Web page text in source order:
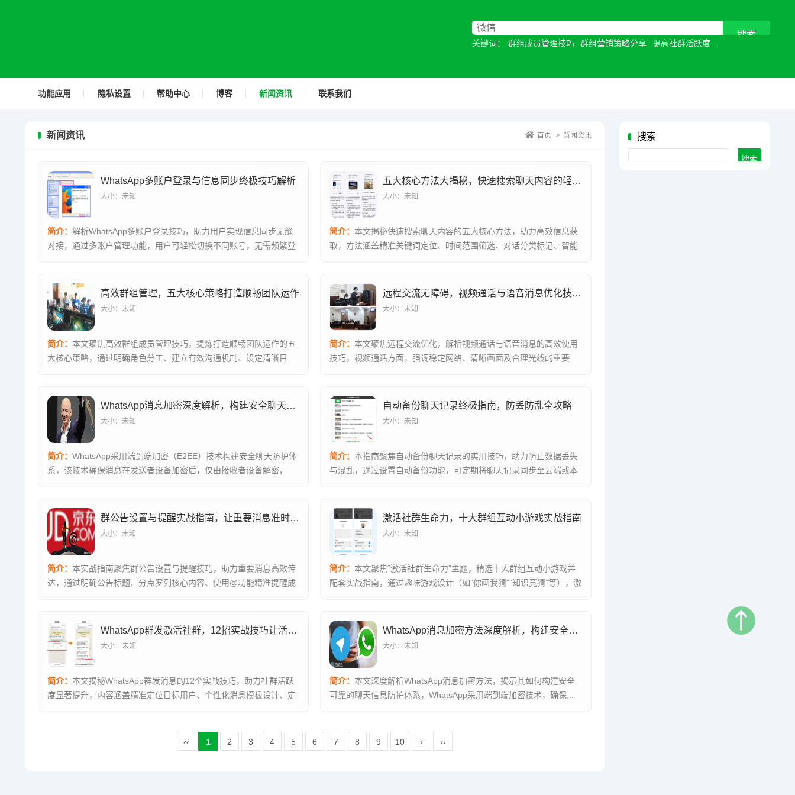
关键词： 群组成员管理技巧 群组营销策略分享 提高社群活跃度
功能应用 隐私设置 帮助中心 博客 新闻资讯 联系我们
搜索
新闻资讯 首页 > 新闻资讯
WhatsApp多账户登录与信息同步终极技巧解析
大小：未知
简介： 解析WhatsApp多账户登录技巧，助力用户实现信息同步无缝
对接，通过多账户管理功能，用户可轻松切换不同账号，无需频繁登
五大核心方法大揭秘，快速搜索聊天内容的轻松便捷之道
大小：未知
简介：本文揭秘快速搜索聊天内容的五大核心方法，助力高效信息获
取，方法涵盖精准关键词定位、时间范围筛选、对话分类标记、智能
高效群组管理，五大核心策略打造顺畅团队运作
大小：未知
简介： 本文聚焦高效群组成员管理技巧，提炼打造顺畅团队运作的五
大核心策略，通过明确角色分工、建立有效沟通机制、设定清晰目
远程交流无障碍，视频通话与语音消息优化技巧全解析
大小：未知
简介：本文聚焦远程交流优化，解析视频通话与语音消息的高效使用
技巧，视频通话方面，强调稳定网络、清晰画面及合理光线的重要
WhatsApp消息加密深度解析，构建安全聊天防护体系
大小：未知
简介： WhatsApp采用端到端加密（E2EE）技术构建安全聊天防护体
系，该技术确保消息在发送者设备加密后，仅由接收者设备解密，
自动备份聊天记录终极指南，防丢防乱全攻略
大小：未知
简介：本指南聚焦自动备份聊天记录的实用技巧，助力防止数据丢失
与混乱，通过设置自动备份功能，可定期将聊天记录同步至云端或本
群公告设置与提醒实战指南，让重要消息准时触达
大小：未知
简介： 本实战指南聚焦群公告设置与提醒技巧，助力重要消息高效传
达，通过明确公告标题、分点罗列核心内容、使用@功能精准提醒成
激活社群生命力，十大群组互动小游戏实战指南
大小：未知
简介：本文聚焦“激活社群生命力”主题，精选十大群组互动小游戏并
配套实战指南，通过趣味游戏设计（如“你画我猜”“知识竞猜”等），激
WhatsApp群发激活社群，12招实战技巧让活跃度飙升
大小：未知
简介： 本文揭秘WhatsApp群发消息的12个实战技巧，助力社群活跃
度显著提升，内容涵盖精准定位目标用户、个性化消息模板设计、定
WhatsApp消息加密方法深度解析，构建安全可靠的聊天信息防护体系
大小：未知
简介：本文深度解析WhatsApp消息加密方法，揭示其如何构建安全
可靠的聊天信息防护体系，WhatsApp采用端到端加密技术，确保...
‹‹ 1 2 3 4 5 6 7 8 9 10 › ››